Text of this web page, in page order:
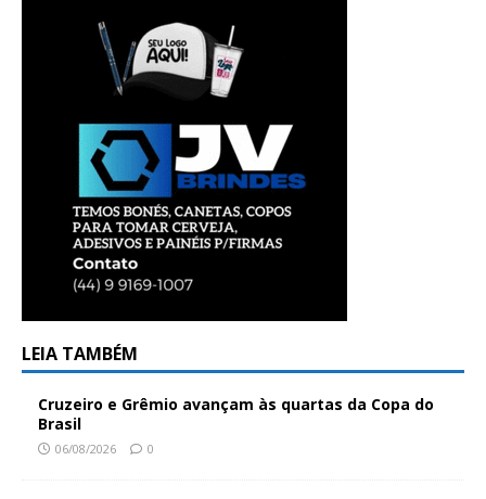
LEIA TAMBÉM
Cruzeiro e Grêmio avançam às quartas da Copa do
Brasil
06/08/2026 0